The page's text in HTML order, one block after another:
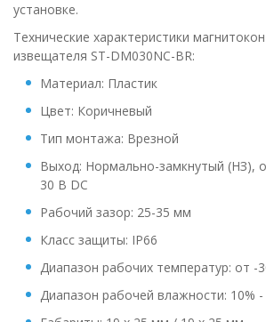
установке.
Технические характеристики
извещателя ST-DM030NC-BR:
Материал: Пластик
Цвет: Коричневый
Тип монтажа: Врезной
Выход: Нормально-замкнутый
30 В DC
Рабочий зазор: 25-35 мм
Класс защиты: IP66
Диапазон рабочих температур: от -
Диапазон рабочей влажности: 10% -